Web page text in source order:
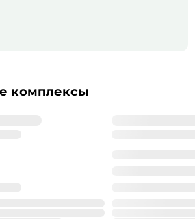
комплексы